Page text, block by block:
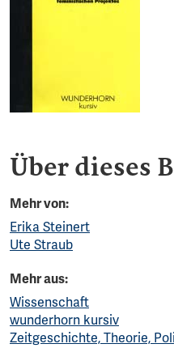
Über dieses
Mehr von:
Erika Steinert
Ute Straub
Mehr aus:
Wissenschaft
wunderhorn kursiv
Zeitgeschichte, Theorie,